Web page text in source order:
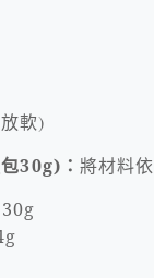
軟)
30g) ：將材料